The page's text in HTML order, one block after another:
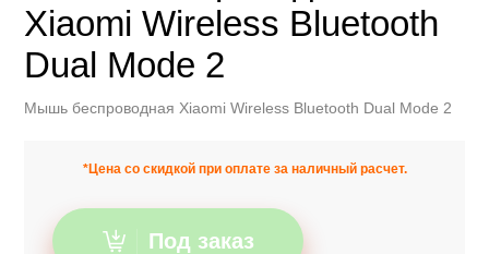
Xiaomi Wireless Bluetooth
Dual Mode 2
Мышь беспроводная Xiaomi Wireless Bluetooth Dual Mode 2
*Цена со скидкой при оплате за наличный расчет.
Под заказ